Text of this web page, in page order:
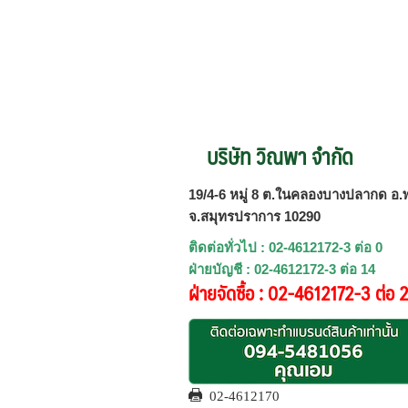
บริษัท วิณพา จำกัด
19/4-6 หมู่ 8 ต.ในคลองบางปลากด อ.
จ.สมุทรปราการ 10290
ติดต่อทั่วไป : 02-4612172-3 ต่อ 0
ฝ่ายบัญชี : 02-4612172-3 ต่อ 14
ฝ่ายจัดซื้อ : 02-4612172-3 ต่อ
02-4612170